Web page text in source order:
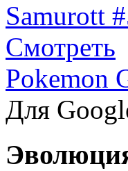
Samurott
Смотреть
Pokemon
Для